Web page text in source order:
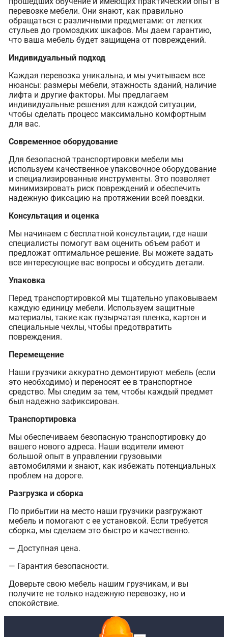
перевозке мебели. Они знают, как правильно
обращаться с различными предметами: от легких
стульев до громоздких шкафов. Мы даем гарантию,
что ваша мебель будет защищена от повреждений.
Индивидуальный подход
Каждая перевозка уникальна, и мы учитываем все
нюансы: размеры мебели, этажность зданий, наличие
лифта и другие факторы. Мы предлагаем
индивидуальные решения для каждой ситуации,
чтобы сделать процесс максимально комфортным
для вас.
Современное оборудование
Для безопасной транспортировки мебели мы
используем качественное упаковочное оборудование
и специализированные инструменты. Это позволяет
минимизировать риск повреждений и обеспечить
надежную фиксацию на протяжении всей поездки.
Консультация и оценка
Мы начинаем с бесплатной консультации, где наши
специалисты помогут вам оценить объем работ и
предложат оптимальное решение. Вы можете задать
все интересующие вас вопросы и обсудить детали.
Упаковка
Перед транспортировкой мы тщательно упаковываем
каждую единицу мебели. Используем защитные
материалы, такие как пузырчатая пленка, картон и
специальные чехлы, чтобы предотвратить
повреждения.
Перемещение
Наши грузчики аккуратно демонтируют мебель (если
это необходимо) и переносят ее в транспортное
средство. Мы следим за тем, чтобы каждый предмет
был надежно зафиксирован.
Транспортировка
Мы обеспечиваем безопасную транспортировку до
вашего нового адреса. Наши водители имеют
большой опыт в управлении грузовыми
автомобилями и знают, как избежать потенциальных
проблем на дороге.
Разгрузка и сборка
По прибытии на место наши грузчики разгружают
мебель и помогают с ее установкой. Если требуется
сборка, мы сделаем это быстро и качественно.
— Доступная цена.
— Гарантия безопасности.
Доверьте свою мебель нашим грузчикам, и вы
получите не только надежную перевозку, но и
спокойствие.